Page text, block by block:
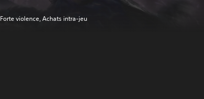
Forte violence, Achats intra-jeu